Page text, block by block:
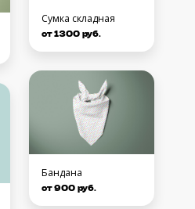
Сумка складная
от 1300 руб.
Бандана
от 900 руб.